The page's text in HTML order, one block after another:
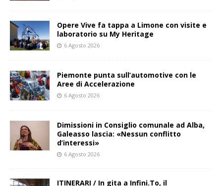
Opere Vive fa tappa a Limone con visite e
laboratorio su My Heritage
6 Agosto 2026
Piemonte punta sull’automotive con le
Aree di Accelerazione
6 Agosto 2026
Dimissioni in Consiglio comunale ad Alba,
Galeasso lascia: «Nessun conflitto
d’interessi»
6 Agosto 2026
ITINERARI / In gita a Infini.To, il